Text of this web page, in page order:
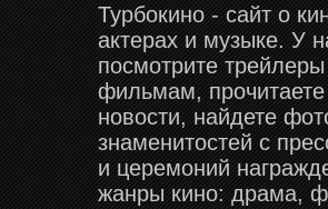
Турбокино - сайт о
актерах и музыке. У
посмотрите
фильмам,
новости, найдете
знаменитостей с
и церемоний
жанры кино: драма,